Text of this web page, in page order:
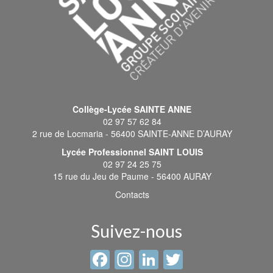
Collège-Lycée SAINTE ANNE
02 97 57 62 84
2 rue de Locmaria - 56400 SAINTE-ANNE D’AURAY
Lycée Professionnel SAINT LOUIS
02 97 24 25 75
15 rue du Jeu de Paume - 56400 AURAY
Contacts
Suivez-nous
Facebook
Instagram
LinkedIn